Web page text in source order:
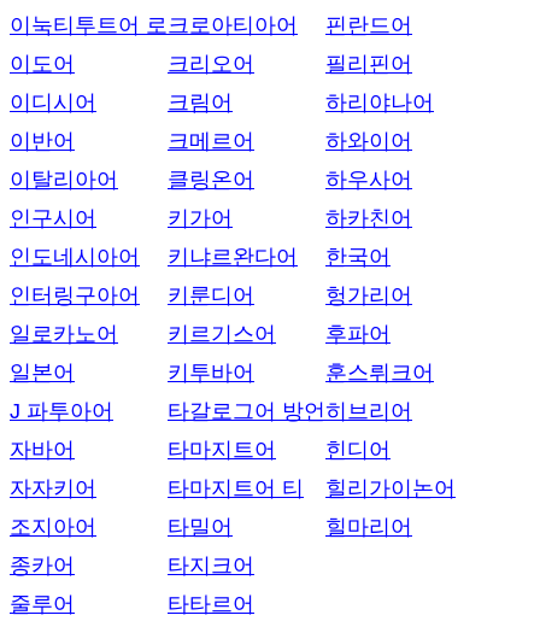
이눅티투트어 로
이도어
이디시어
이반어
이탈리아어
인구시어
인도네시아어
인터링구아어
일로카노어
일본어
J 파투아어
자바어
자자키어
조지아어
종카어
줄루어
크로아티아어
크리오어
크림어
크메르어
클링온어
키가어
키냐르완다어
키룬디어
키르기스어
키투바어
타갈로그어 방언
타마지트어
타마지트어 티
타밀어
타지크어
타타르어
핀란드어
필리핀어
하리야나어
하와이어
하우사어
하카친어
한국어
헝가리어
후파어
훈스뤼크어
히브리어
힌디어
힐리가이논어
힐마리어